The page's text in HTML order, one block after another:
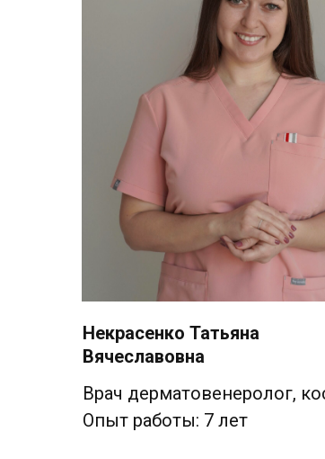
Некрасенко Татьяна
Вячеславовна
Врач дерматовенеролог,
Опыт работы: 7 лет